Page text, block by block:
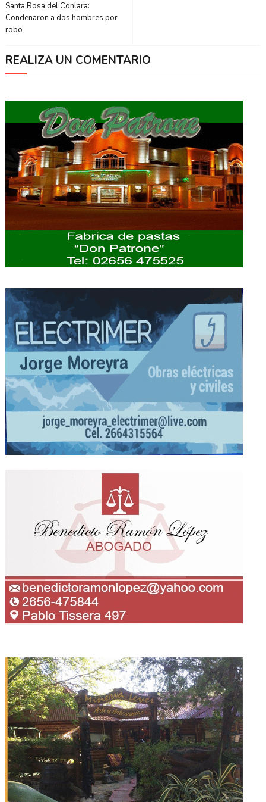
Santa Rosa del Conlara:
Condenaron a dos hombres por
robo
REALIZA UN COMENTARIO